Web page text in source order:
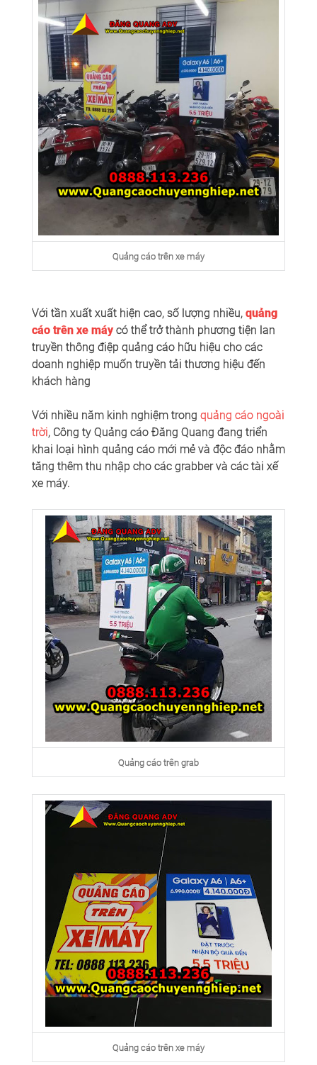
Quảng cáo trên xe máy
Với tần xuất xuất hiện cao, số lượng nhiều, quảng
cáo trên xe máy có thể trở thành phương tiện lan
truyền thông điệp quảng cáo hữu hiệu cho các
doanh nghiệp muốn truyền tải thương hiệu đến
khách hàng
Với nhiều năm kinh nghiệm trong quảng cáo ngoài
trời, Công ty Quảng cáo Đăng Quang đang triển
khai loại hình quảng cáo mới mẻ và độc đáo nhằm
tăng thêm thu nhập cho các grabber và các tài xế
xe máy.
Quảng cáo trên grab
Quảng cáo trên xe máy